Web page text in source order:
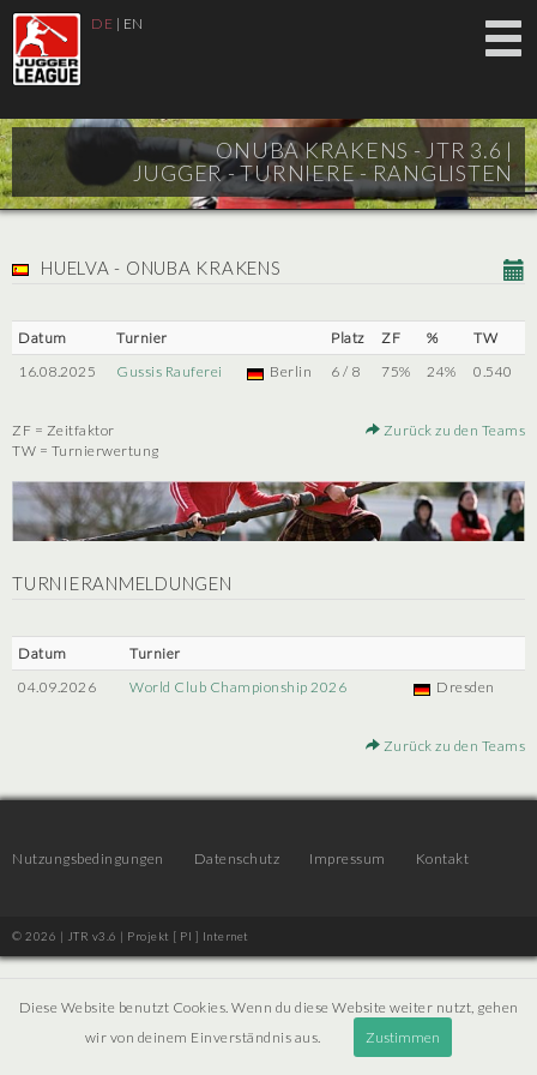
DE | EN
ONUBA KRAKENS - JTR 3.6 |
JUGGER - TURNIERE - RANGLISTEN
HUELVA - ONUBA KRAKENS
Datum Turnier Platz ZF %
TW
16.08.2025
Gussis Rauferei Berlin 6 / 8 75% 24% 0.540
ZF = Zeitfaktor
TW = Turnierwertung
Zurück zu den Teams
TURNIERANMELDUNGEN
Datum
Turnier
04.09.2026
World Club Championship 2026 Dresden
Zurück zu den Teams
Nutzungsbedingungen Datenschutz Impressum Kontakt
© 2026 | JTR v3.6 | Projekt [ PI ] Internet
Diese Website benutzt Cookies. Wenn du diese Website weiter nutzt, gehen
wir von deinem Einverständnis aus.
Zustimmen